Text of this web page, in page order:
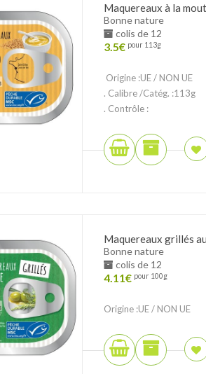
Maquereaux à la
Bonne nature
colis de 12
3.5€ pour 113g
Origine :UE / NON UE
. Calibre /Catég. :113g
. Contrôle :
Maquereaux grillés
Bonne nature
colis de 12
4.11€ pour 100g
Origine :UE / NON UE